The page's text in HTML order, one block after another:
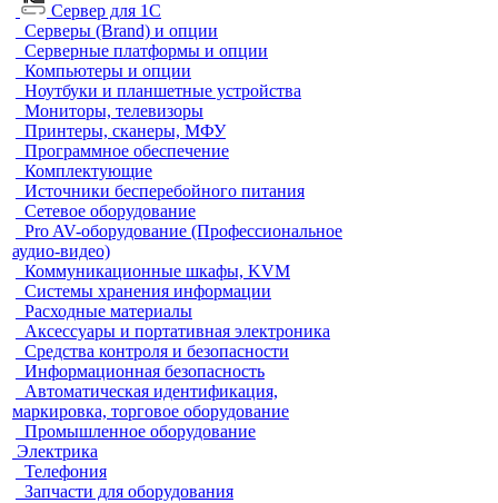
Сервер для 1С
Серверы (Brand) и опции
Серверные платформы и опции
Компьютеры и опции
Ноутбуки и планшетные устройства
Мониторы, телевизоры
Принтеры, сканеры, МФУ
Программное обеспечение
Комплектующие
Источники бесперебойного питания
Сетевое оборудование
Pro AV-оборудование (Профессиональное
аудио-видео)
Коммуникационные шкафы, KVM
Системы хранения информации
Расходные материалы
Аксессуары и портативная электроника
Средства контроля и безопасности
Информационная безопасность
Автоматическая идентификация,
маркировка, торговое оборудование
Промышленное оборудование
Электрика
Телефония
Запчасти для оборудования